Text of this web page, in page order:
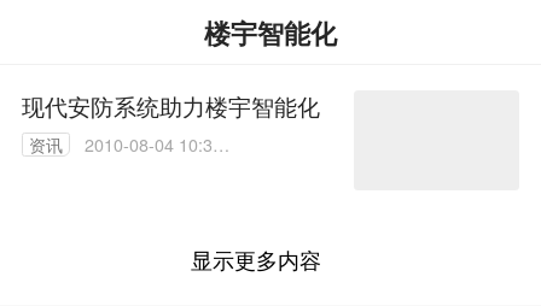
楼宇智能化
现代安防系统助力楼宇智能化
资讯
2010-08-04 10:33:
显示更多内容